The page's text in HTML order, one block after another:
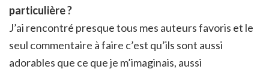
particulière ?
J’ai rencontré presque tous mes auteurs favoris et le
seul commentaire à faire c’est qu’ils sont aussi
adorables que ce que je m’imaginais, aussi